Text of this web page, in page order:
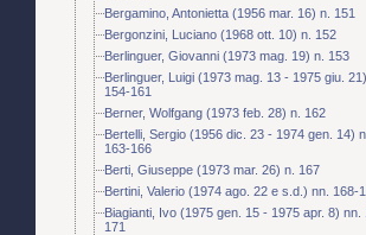
Bergamino, Antonietta (1956 mar. 16) n. 151
Bergonzini, Luciano (1968 ott. 10) n. 152
Berlinguer, Giovanni (1973 mag. 19) n. 153
Berlinguer, Luigi (1973 mag. 13 - 1975 giu.
154-161
Berner, Wolfgang (1973 feb. 28) n. 162
Bertelli, Sergio (1956 dic. 23 - 1974 gen. 14)
163-166
Berti, Giuseppe (1973 mar. 26) n. 167
Bertini, Valerio (1974 ago. 22 e s.d.) nn. 168-
Biagianti, Ivo (1975 gen. 15 - 1975 apr. 8) nn.
171